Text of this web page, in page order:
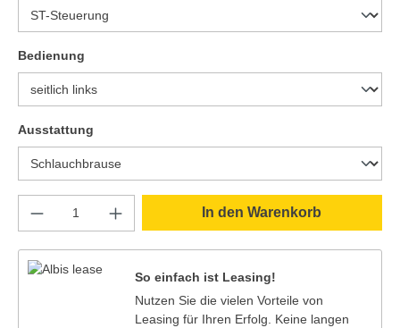
Bedienung
Ausstattung
Produkt Anzahl: Gib den gewünschten
In den Warenkorb
So einfach ist Leasing!
Nutzen Sie die vielen Vorteile von
Leasing für Ihren Erfolg. Keine langen